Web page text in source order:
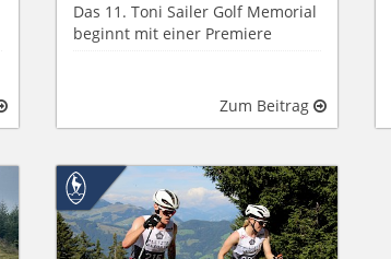
Das 11. Toni Sailer Golf Memorial
beginnt mit einer Premiere
Zum Beitrag